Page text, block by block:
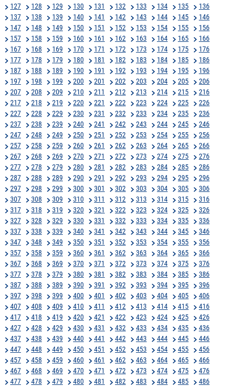
127
128 129 130 131 132 133 134 135
136
137
138 139 140 141 142 143 144 145
146
147
148 149 150 151 152 153 154 155
156
157
158 159 160 161 162 163 164 165
166
167
168 169 170 171 172 173 174 175
176
177
178 179 180 181 182 183 184 185
186
187
188 189 190 191 192 193 194 195
196
197
198 199 200 201 202 203 204 205
206
207
208 209 210 211 212 213 214 215
216
217
218 219 220 221 222 223 224 225
226
227
228 229 230 231 232 233 234 235
236
237
238 239 240 241 242 243 244 245
246
247
248 249 250 251 252 253 254 255
256
257
258 259 260 261 262 263 264 265
266
267
268 269 270 271 272 273 274 275
276
277
278 279 280 281 282 283 284 285
286
287
288 289 290 291 292 293 294 295
296
297
298 299 300 301 302 303 304 305
306
307
308 309 310 311 312 313 314 315
316
317
318 319 320 321 322 323 324 325
326
327
328 329 330 331 332 333 334 335
336
337
338 339 340 341 342 343 344 345
346
347
348 349 350 351 352 353 354 355
356
357
358 359 360 361 362 363 364 365
366
367
368 369 370 371 372 373 374 375
376
377
378 379 380 381 382 383 384 385
386
387
388 389 390 391 392 393 394 395
396
397
398 399 400 401 402 403 404 405
406
407
408 409 410 411 412 413 414 415
416
417
418 419 420 421 422 423 424 425
426
427
428 429 430 431 432 433 434 435
436
437
438 439 440 441 442 443 444 445
446
447
448 449 450 451 452 453 454 455
456
457
458 459 460 461 462 463 464 465
466
467
468 469 470 471 472 473 474 475
476
477
478 479 480 481 482 483 484 485
486